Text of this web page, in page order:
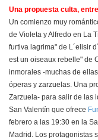
Una propuesta culta,
Un comienzo muy
de Violeta y Alfredo en La
furtiva lagrima" de L´elisir
est un oiseaux rebelle" de
inmorales -muchas de
óperas y zarzuelas. Una
Zarzuela- para salir de las
San Valentín que ofrece
febrero a las 19:30 en la
Madrid. Los protagonistas